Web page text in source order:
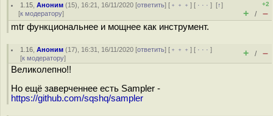
1.15 ,Аноним (15), 16:21, 16/11/2020 [ответить] [ ﹢﹢﹢] [ · · ·][↑]
[к модератору]
+2
+ / –
mtr функциональнее и мощнее как инструмент.
1.16 ,Аноним (17), 16:31, 16/11/2020 [ответить] [ ﹢﹢﹢] [ · · ·]
[к модератору] + / –
Великолепно!!
Но ещё заверченнее есть Sampler -
https://github.com/sqshq/sampler